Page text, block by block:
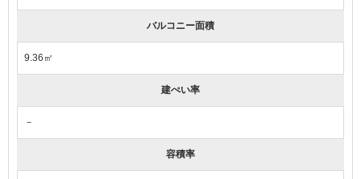
バルコニー面積
9.36㎡
建ぺい率
－
容積率